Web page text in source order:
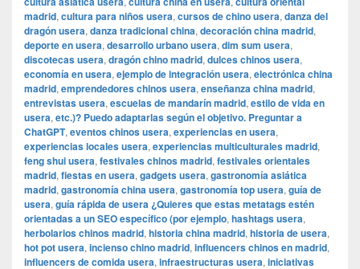
madrid, cultura para niños usera, cursos de chino usera, danza del
dragón usera, danza tradicional china, decoración china madrid,
deporte en usera, desarrollo urbano usera, dim sum usera,
discotecas usera, dragón chino madrid, dulces chinos usera,
economía en usera, ejemplo de integración usera, electrónica china
madrid, emprendedores chinos usera, enseñanza china madrid,
entrevistas usera, escuelas de mandarín madrid, estilo de vida en
usera, etc.)? Puedo adaptarlas según el objetivo. Preguntar a
ChatGPT, eventos chinos usera, experiencias en usera,
experiencias locales usera, experiencias multiculturales madrid,
feng shui usera, festivales chinos madrid, festivales orientales
madrid, fiestas en usera, gadgets usera, gastronomía asiática
madrid, gastronomía china usera, gastronomía top usera, guía de
usera, guía rápida de usera ¿Quieres que estas metatags estén
orientadas a un SEO específico (por ejemplo, hashtags usera,
herbolarios chinos madrid, historia china madrid, historia de usera,
hot pot usera, incienso chino madrid, influencers chinos en madrid,
influencers de comida usera, infraestructuras usera, iniciativas